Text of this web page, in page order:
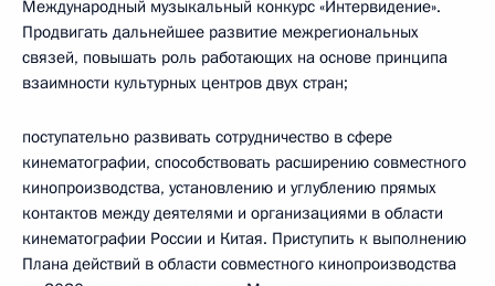
Международный музыкальный конкурс «Интервидение».
Продвигать дальнейшее развитие межрегиональных
связей, повышать роль работающих на основе принципа
взаимности культурных центров двух стран;
поступательно развивать сотрудничество в сфере
кинематографии, способствовать расширению совместного
кинопроизводства, установлению и углублению прямых
контактов между деятелями и организациями в области
кинематографии России и Китая. Приступить к выполнению
Плана действий в области совместного кинопроизводства